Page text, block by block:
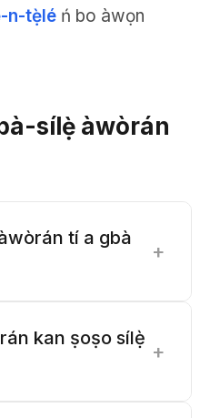
n-tẹ̀lé ń bo àwọn
sílẹ̀ àwòrán
tí a gbà
+
kan ṣoṣo sílẹ̀
+